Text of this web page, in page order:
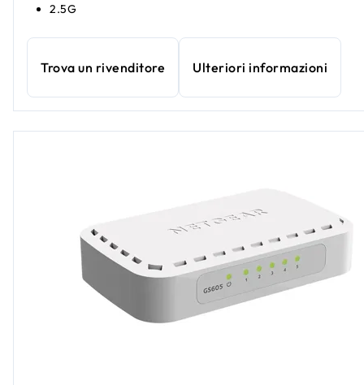
2.5G
Trova un rivenditore Ulteriori informazioni